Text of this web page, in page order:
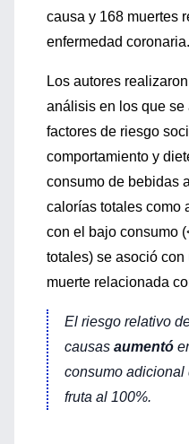
causa y 168 muertes
enfermedad coronaria.
Los autores
análisis en los que se
factores de riesgo
comportamiento y
consumo de bebidas
calorías totales como
con el bajo consumo
totales) se asoció
muerte relacionada
El riesgo relativo
causas aumentó
consumo adicional
fruta al 100%.